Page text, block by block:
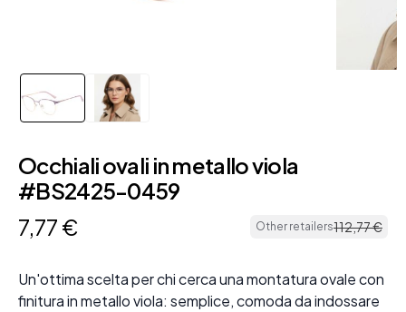
Occhiali ovali in metallo viola
#BS2425-0459
7,77 € Other retailers112,77€
Un'ottima scelta per chi cerca una montatura ovale con
finitura in metallo viola: semplice, comoda da indossare